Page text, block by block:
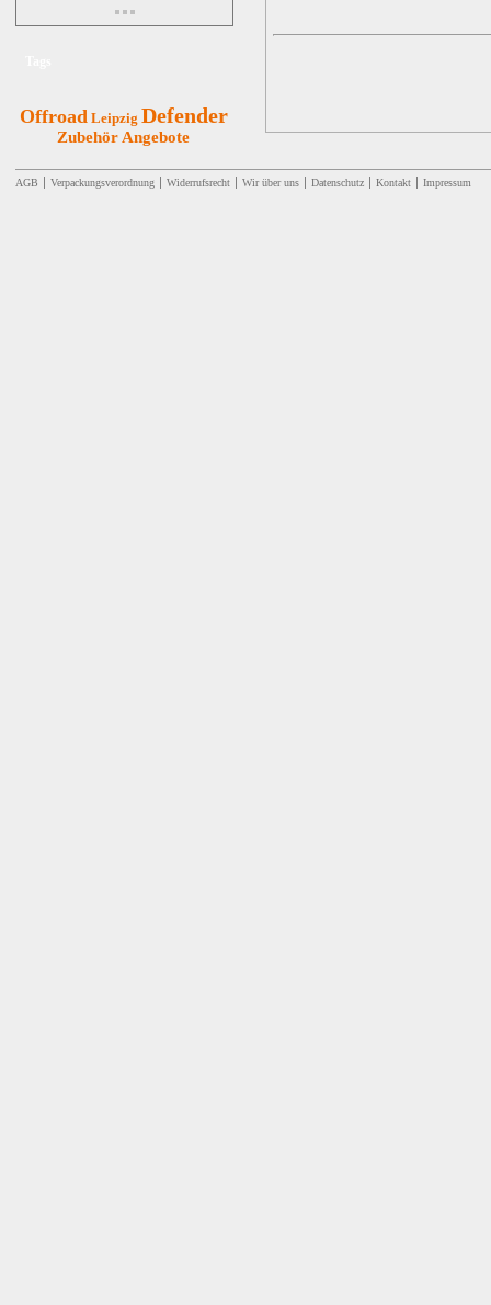
Offroad Leipzig Defender
Zubehör Angebote
AGB Verpackungsverordnung Widerrufsrecht Wir über uns Datenschutz Kontakt Impressum